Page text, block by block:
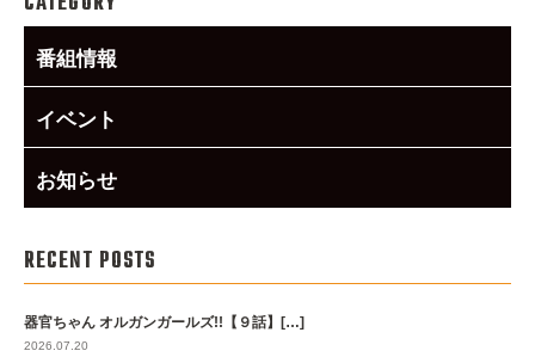
番組情報
イベント
お知らせ
RECENT POSTS
器官ちゃん オルガンガールズ!!【９話】[…]
2026.07.20